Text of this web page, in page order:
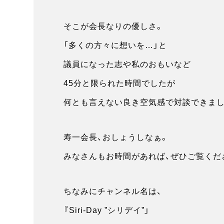
そこが会長なりの優しさ。
「多くの方々に想いを…」と
議員になった志や私のおもいなど
45分と限られた時間でしたが
何とも言えない良き空気感で対談できま
寿一会長、おしょうしなぁ。
みなさんもお時間があれば、ぜひご覧くだ
ちなみにチャンネル名は、
『Siri-Day ”シリデイ”」